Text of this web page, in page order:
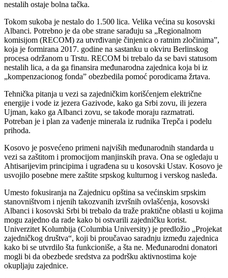
nestalih ostaje bolna tačka.
Tokom sukoba je nestalo do 1.500 lica. Velika većina su kosovski
Albanci. Potrebno je da obe strane sarađuju sa „Regionalnom
komisijom (RECOM) za utvrđivanje činjenica o ratnim zločinima”,
koja je formirana 2017. godine na sastanku u okviru Berlinskog
procesa održanom u Trstu. RECOM bi trebalo da se bavi statusom
nestalih lica, a da ga finansira međunarodna zajednica koja bi iz
„kompenzacionog fonda” obezbedila pomoć porodicama žrtava.
Tehnička pitanja u vezi sa zajedničkim korišćenjem električne
energije i vode iz jezera Gazivode, kako ga Srbi zovu, ili jezera
Ujman, kako ga Albanci zovu, se takođe moraju razmatrati.
Potreban je i plan za vađenje minerala iz rudnika Trepča i podelu
prihoda.
Kosovo je posvećeno primeni najviših međunarodnih standarda u
vezi sa zaštitom i promocijom manjinskih prava. Ona se ogledaju u
Ahtisarijevim principima i ugrađena su u kosovski Ustav. Kosovo je
usvojilo posebne mere zaštite srpskog kulturnog i verskog nasleđa.
Umesto fokusiranja na Zajednicu opština sa većinskim srpskim
stanovništvom i njenih takozvanih izvršnih ovlašćenja, kosovski
Albanci i kosovski Srbi bi trebalo da traže praktične oblasti u kojima
mogu zajedno da rade kako bi ostvarili zajedničku korist.
Univerzitet Kolumbija (Columbia University) je predložio „Projekat
zajedničkog društva“, koji bi proučavao saradnju između zajednica
kako bi se utvrdilo šta funkcioniše, a šta ne. Međunarodni donatori
mogli bi da obezbede sredstva za podršku aktivnostima koje
okupljaju zajednice.